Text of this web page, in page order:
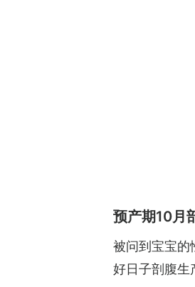
预产期10月
被问到宝宝的
好日子剖腹生